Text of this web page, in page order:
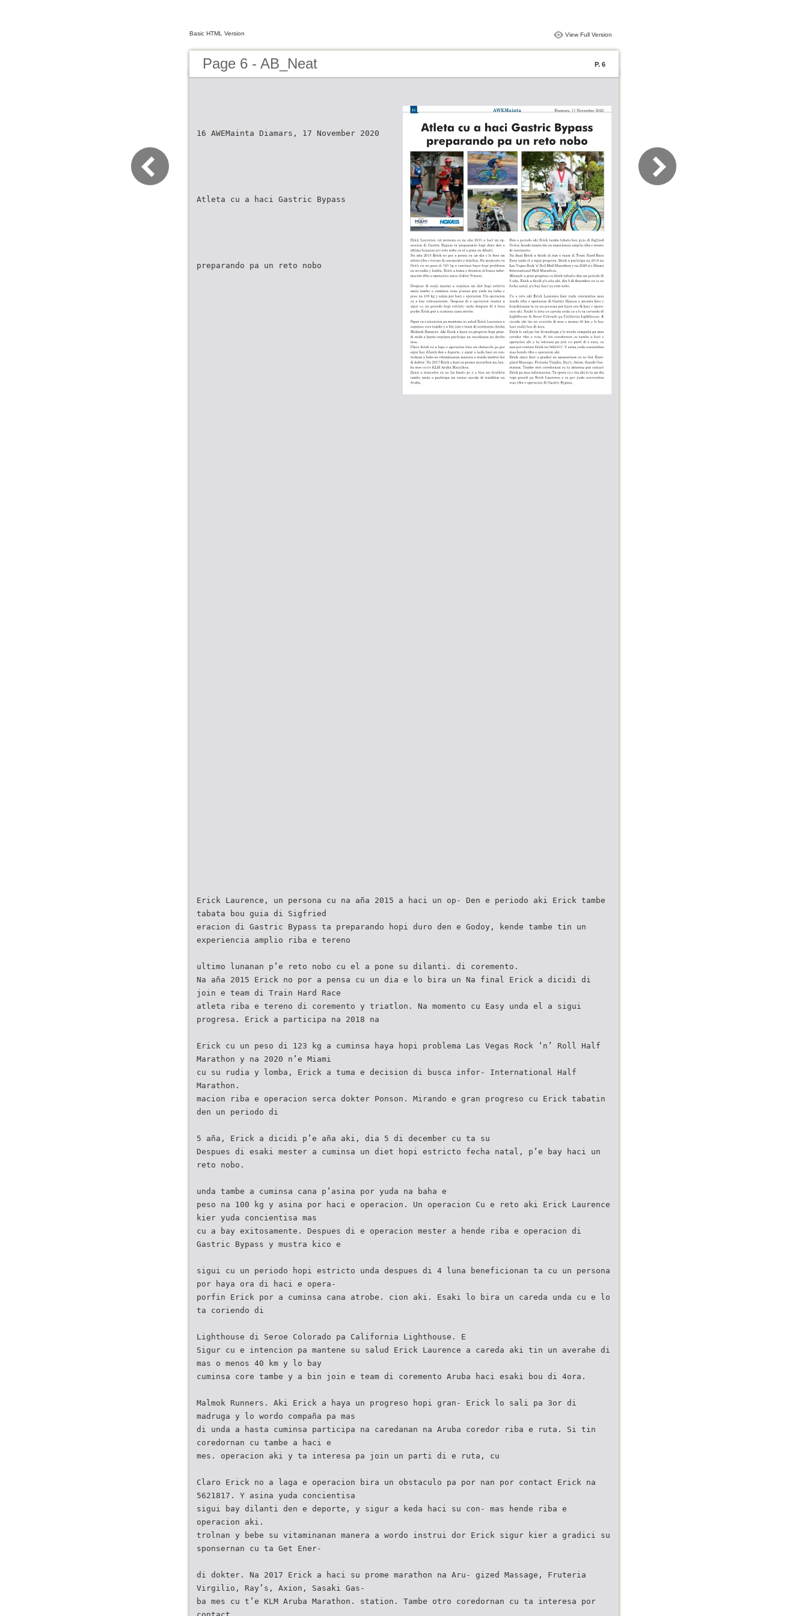
Basic HTML Version View Full Version
Page 6 - AB_Neat P. 6
16 AWEMainta Diamars, 17 November 2020
Atleta cu a haci Gastric Bypass
preparando pa un reto nobo
Erick Laurence, un persona cu na aña 2015 a haci un op- Den e periodo aki Erick tambe
tabata bou guia di Sigfried
eracion di Gastric Bypass ta preparando hopi duro den e Godoy, kende tambe tin un
experiencia amplio riba e tereno
ultimo lunanan p’e reto nobo cu el a pone su dilanti. di coremento.
Na aña 2015 Erick no por a pensa cu un dia e lo bira un Na final Erick a dicidi di
join e team di Train Hard Race
atleta riba e tereno di coremento y triatlon. Na momento cu Easy unda el a sigui
progresa. Erick a participa na 2018 na
Erick cu un peso di 123 kg a cuminsa haya hopi problema Las Vegas Rock ‘n’ Roll Half
Marathon y na 2020 n’e Miami
cu su rudia y lomba, Erick a tuma e decision di busca infor- International Half
Marathon.
macion riba e operacion serca dokter Ponson. Mirando e gran progreso cu Erick tabatin
den un periodo di
5 aña, Erick a dicidi p’e aña aki, dia 5 di december cu ta su
Despues di esaki mester a cuminsa un diet hopi estricto fecha natal, p’e bay haci un
reto nobo.
unda tambe a cuminsa cana p’asina por yuda na baha e
peso na 100 kg y asina por haci e operacion. Un operacion Cu e reto aki Erick Laurence
kier yuda concientisa mas
cu a bay exitosamente. Despues di e operacion mester a hende riba e operacion di
Gastric Bypass y mustra kico e
sigui cu un periodo hopi estricto unda despues di 4 luna beneficionan ta cu un persona
por haya ora di haci e opera-
porfin Erick por a cuminsa cana atrobe. cion aki. Esaki lo bira un careda unda cu e lo
ta coriendo di
Lighthouse di Seroe Colorado pa California Lighthouse. E
Sigur cu e intencion pa mantene su salud Erick Laurence a careda aki tin un averahe di
mas o menos 40 km y lo bay
cuminsa core tambe y a bin join e team di coremento Aruba haci esaki bou di 4ora.
Malmok Runners. Aki Erick a haya un progreso hopi gran- Erick lo sali pa 3or di
madruga y lo wordo compaña pa mas
di unda a hasta cuminsa participa na caredanan na Aruba coredor riba e ruta. Si tin
coredornan cu tambe a haci e
mes. operacion aki y ta interesa pa join un parti di e ruta, cu
Claro Erick no a laga e operacion bira un obstaculo pa por nan por contact Erick na
5621817. Y asina yuda concientisa
sigui bay dilanti den e deporte, y sigur a keda haci su con- mas hende riba e
operacion aki.
trolnan y bebe su vitaminanan manera a wordo instrui dor Erick sigur kier a gradici su
sponsernan cu ta Get Ener-
di dokter. Na 2017 Erick a haci su prome marathon na Aru- gized Massage, Fruteria
Virgilio, Ray’s, Axion, Sasaki Gas-
ba mes cu t’e KLM Aruba Marathon. station. Tambe otro coredornan cu ta interesa por